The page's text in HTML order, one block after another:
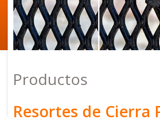
Productos
Resortes de Cierra